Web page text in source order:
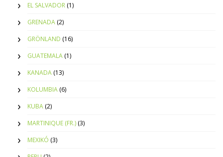
EL SALVADOR (1)
GRENADA (2)
GRÖNLAND (16)
GUATEMALA (1)
KANADA (13)
KOLUMBIA (6)
KUBA (2)
MARTINIQUE (FR.) (3)
MEXIKÓ (3)